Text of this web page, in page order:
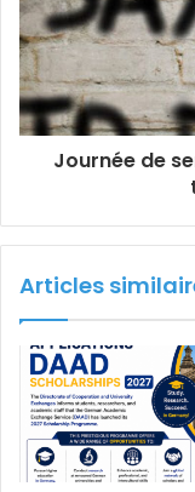
Journée de
Articles